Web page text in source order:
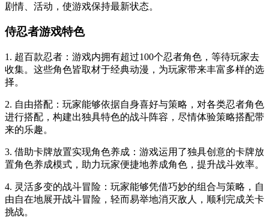
剧情、活动，使游戏保持最新状态。
侍忍者游戏特色
1. 超百款忍者：游戏内拥有超过100个忍者角色，等待玩家去
收集。这些角色皆取材于经典动漫，为玩家带来丰富多样的选
择。
2. 自由搭配：玩家能够依据自身喜好与策略，对各类忍者角色
进行搭配，构建出独具特色的战斗阵容，尽情体验策略搭配带
来的乐趣。
3. 借助卡牌放置实现角色养成：游戏运用了独具创意的卡牌放
置角色养成模式，助力玩家便捷地养成角色，提升战斗效率。
4. 灵活多变的战斗冒险：玩家能够凭借巧妙的组合与策略，自
由自在地展开战斗冒险，轻而易举地消灭敌人，顺利完成关卡
挑战。